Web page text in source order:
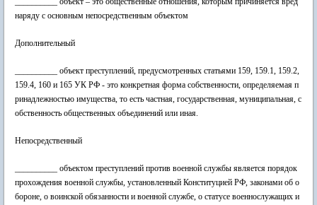
наряду с основным непосредственным объектом
Дополнительный
__________ объект преступлений, предусмотренных статьями 159, 159.1, 159.2,
159.4, 160 и 165 УК РФ - это конкретная форма собственности, определяемая п
ринадлежностью имущества, то есть частная, государственная, муниципальная, с
обственность общественных объединений или иная.
Непосредственный
__________ объектом преступлений против военной службы является порядок
прохождения военной службы, установленный Конституцией РФ, законами об о
бороне, о воинской обязанности и военной службе, о статусе военнослужащих и